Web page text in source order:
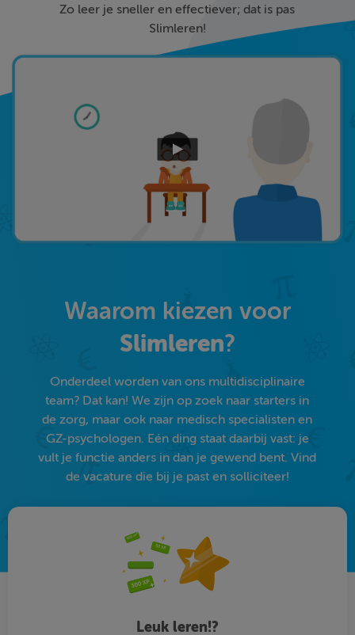
Zo leer je sneller en effectiever; dat is pas
Slimleren!
Waarom kiezen voor
Slimleren?
Onderdeel worden van ons multidisciplinaire
team? Dat kan! We zijn op zoek naar starters in
de zorg, maar ook naar medisch specialisten en
GZ-psychologen. Eén ding staat daarbij vast: je
vult je functie anders in dan je gewend bent. Vind
de vacature die bij je past en solliciteer!
Leuk leren!?